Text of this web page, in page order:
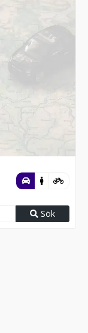
Sök